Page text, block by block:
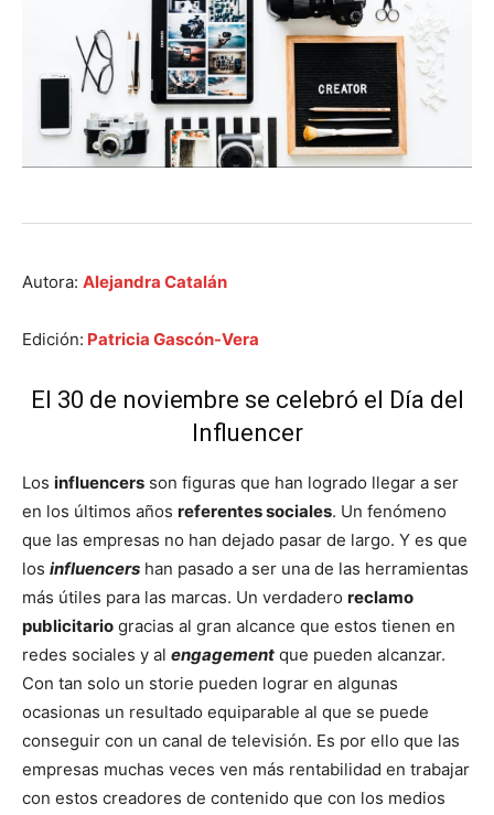
Autora: Alejandra Catalán
Edición: Patricia Gascón-Vera
El 30 de noviembre se celebró el Día del
Influencer
Los influencers son figuras que han logrado llegar a ser
en los últimos años referentes sociales. Un fenómeno
que las empresas no han dejado pasar de largo. Y es que
los influencers han pasado a ser una de las herramientas
más útiles para las marcas. Un verdadero reclamo
publicitario gracias al gran alcance que estos tienen en
redes sociales y al engagement que pueden alcanzar.
Con tan solo un storie pueden lograr en algunas
ocasionas un resultado equiparable al que se puede
conseguir con un canal de televisión. Es por ello que las
empresas muchas veces ven más rentabilidad en trabajar
con estos creadores de contenido que con los medios